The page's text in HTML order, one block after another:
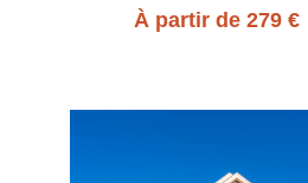
À partir de 279 €